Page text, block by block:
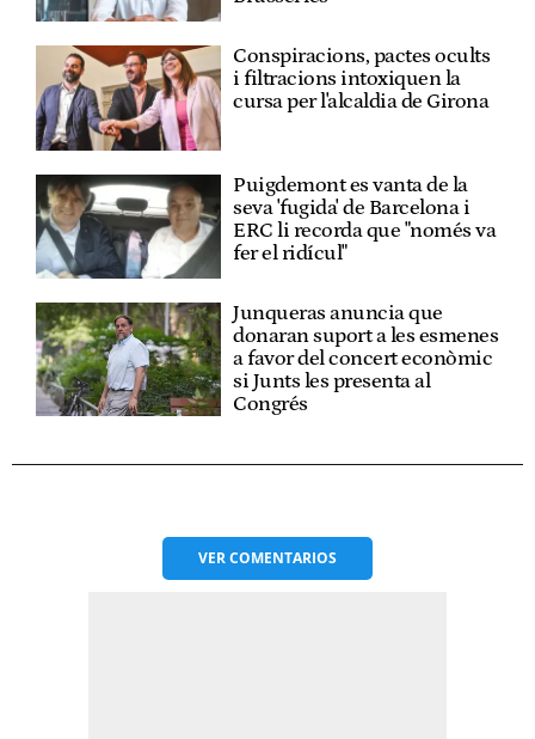
Conspiracions, pactes ocults
i filtracions intoxiquen la
cursa per l'alcaldia de Girona
Puigdemont es vanta de la
seva 'fugida' de Barcelona i
ERC li recorda que "només va
fer el ridícul"
Junqueras anuncia que
donaran suport a les esmenes
a favor del concert econòmic
si Junts les presenta al
Congrés
VERCOMENTARIOS